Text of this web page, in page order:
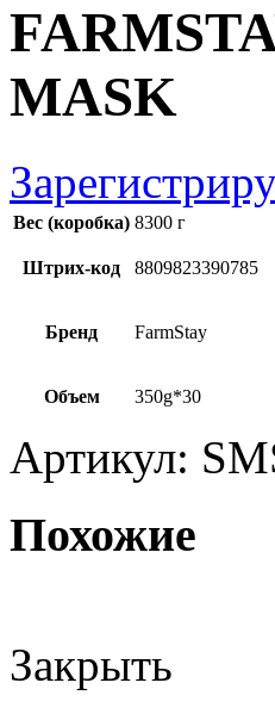
MASK
Вес (коробка) 8300 г
Штрих-код 8809823390785
Бренд FarmStay
Объем 350g*30
Артикул:
Похожие
Закрыть